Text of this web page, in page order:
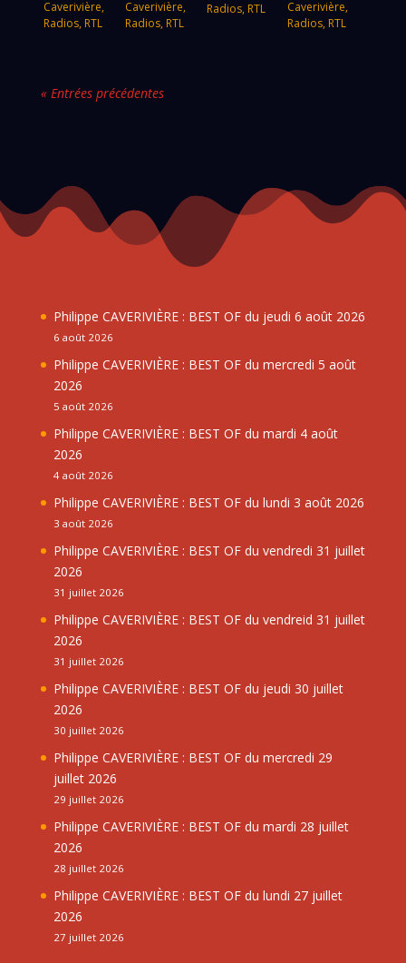
Caverivière,
Radios, RTL
Caverivière,
Radios, RTL
Radios, RTL
Caverivière,
Radios, RTL
« Entrées précédentes
Philippe CAVERIVIÈRE : BEST OF du jeudi 6 août 2026
6 août 2026
Philippe CAVERIVIÈRE : BEST OF du mercredi 5 août
2026
5 août 2026
Philippe CAVERIVIÈRE : BEST OF du mardi 4 août
2026
4 août 2026
Philippe CAVERIVIÈRE : BEST OF du lundi 3 août 2026
3 août 2026
Philippe CAVERIVIÈRE : BEST OF du vendredi 31 juillet
2026
31 juillet 2026
Philippe CAVERIVIÈRE : BEST OF du vendreid 31 juillet
2026
31 juillet 2026
Philippe CAVERIVIÈRE : BEST OF du jeudi 30 juillet
2026
30 juillet 2026
Philippe CAVERIVIÈRE : BEST OF du mercredi 29
juillet 2026
29 juillet 2026
Philippe CAVERIVIÈRE : BEST OF du mardi 28 juillet
2026
28 juillet 2026
Philippe CAVERIVIÈRE : BEST OF du lundi 27 juillet
2026
27 juillet 2026